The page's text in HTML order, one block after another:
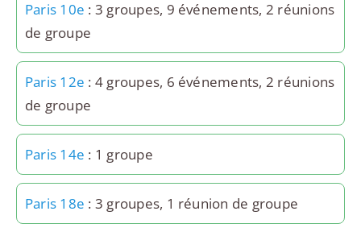
Paris 10e : 3 groupes, 9 événements, 2 réunions
de groupe
Paris 12e : 4 groupes, 6 événements, 2 réunions
de groupe
Paris 14e : 1 groupe
Paris 18e : 3 groupes, 1 réunion de groupe